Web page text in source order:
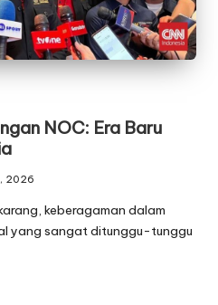
NOC: Era Baru
2026
keberagaman dalam
yang sangat ditunggu-tunggu